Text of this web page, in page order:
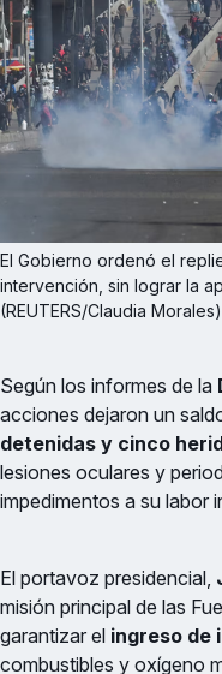
El Gobierno ordenó el
intervención, sin lograr la
(REUTERS/Claudia Morales)
Según los informes de la
acciones dejaron un
detenidas y cinco
lesiones oculares y
impedimentos a su labor
El portavoz presidencial,
misión principal de las
garantizar el ingreso de
combustibles y oxígeno